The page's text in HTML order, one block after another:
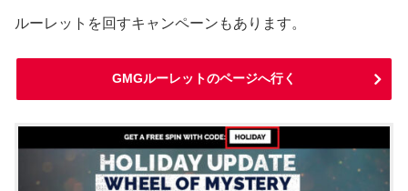
ルーレットを回すキャンペーンもあります。
GMGルーレットのページへ行く